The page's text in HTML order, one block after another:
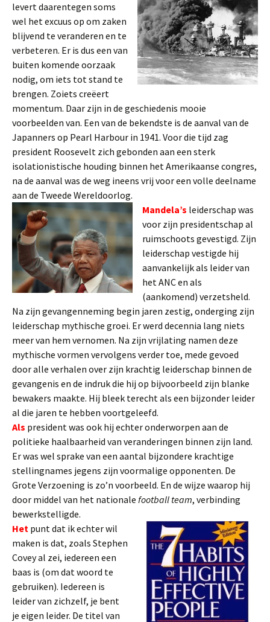
levert daarentegen soms
wel het excuus op om zaken
blijvend te veranderen en te
verbeteren. Er is dus een van
buiten komende oorzaak
nodig, om iets tot stand te
brengen. Zoiets creëert
momentum. Daar zijn in de geschiedenis mooie
voorbeelden van. Een van de bekendste is de aanval van de
Japanners op Pearl Harbour in 1941. Voor die tijd zag
president Roosevelt zich gebonden aan een sterk
isolationistische houding binnen het Amerikaanse congres,
na de aanval was de weg ineens vrij voor een volle deelname
aan de Tweede Wereldoorlog.
Mandela’s leiderschap was
voor zijn presidentschap al
ruimschoots gevestigd. Zijn
leiderschap vestigde hij
aanvankelijk als leider van
het ANC en als
(aankomend) verzetsheld.
Na zijn gevangenneming begin jaren zestig, onderging zijn
leiderschap mythische groei. Er werd decennia lang niets
meer van hem vernomen. Na zijn vrijlating namen deze
mythische vormen vervolgens verder toe, mede gevoed
door alle verhalen over zijn krachtig leiderschap binnen de
gevangenis en de indruk die hij op bijvoorbeeld zijn blanke
bewakers maakte. Hij bleek terecht als een bijzonder leider
al die jaren te hebben voortgeleefd.
Als president was ook hij echter onderworpen aan de
politieke haalbaarheid van veranderingen binnen zijn land.
Er was wel sprake van een aantal bijzondere krachtige
stellingnames jegens zijn voormalige opponenten. De
Grote Verzoening is zo’n voorbeeld. En de wijze waarop hij
door middel van het nationale football team, verbinding
bewerkstelligde.
Het punt dat ik echter wil
maken is dat, zoals Stephen
Covey al zei, iedereen een
baas is (om dat woord te
gebruiken). Iedereen is
leider van zichzelf, je bent
je eigen leider. De titel van